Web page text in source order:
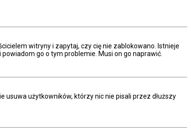
witryny i zapytaj, czy cię nie zablokowano. Istnieje
go o tym problemie. Musi on go naprawić.
usuwa użytkowników, którzy nic nie pisali przez dłuższy